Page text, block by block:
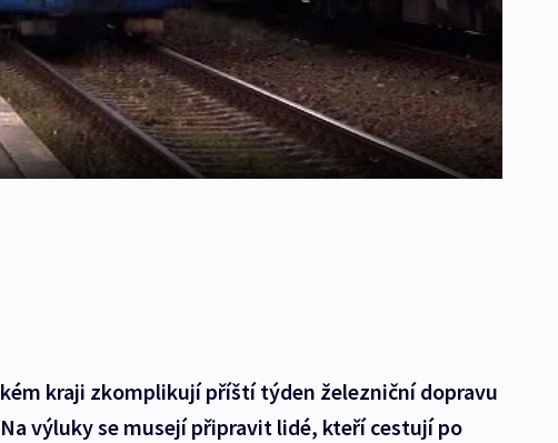
kraji zkomplikují příští týden železniční dopravu
výluky se musejí připravit lidé, kteří cestují po